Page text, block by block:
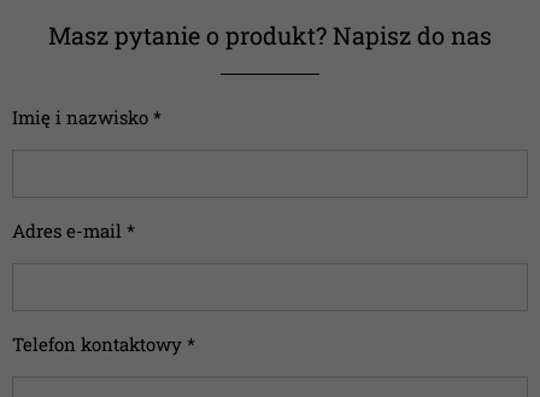
Masz pytanie o produkt? Napisz do nas
Imię i nazwisko *
Adres e-mail *
Telefon kontaktowy *